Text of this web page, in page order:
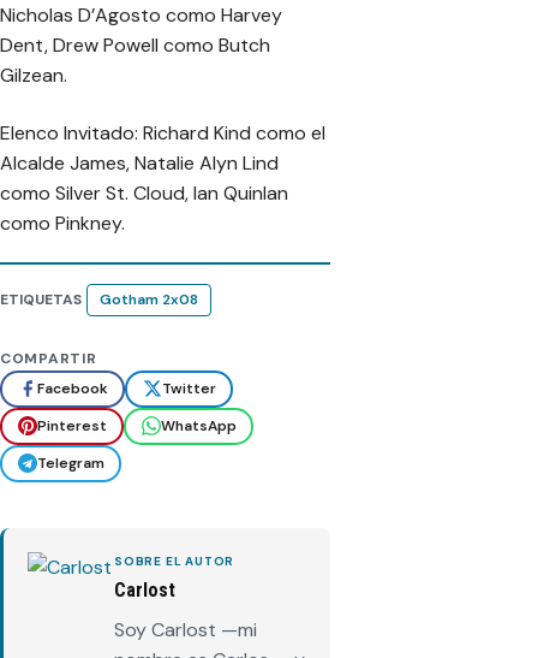
Nicholas D’Agosto como Harvey
Dent, Drew Powell como Butch
Gilzean.
Elenco Invitado: Richard Kind como el
Alcalde James, Natalie Alyn Lind
como Silver St. Cloud, Ian Quinlan
como Pinkney.
ETIQUETAS Gotham 2x08
COMPARTIR
Facebook
Twitter
Pinterest
WhatsApp
Telegram
SOBRE EL AUTOR
Carlost
Soy Carlost —mi